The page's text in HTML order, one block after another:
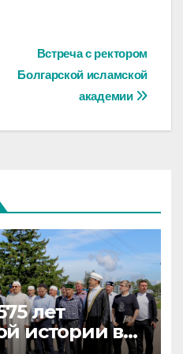
Встреча с ректором
Болгарской исламской
академии
лет
истории в